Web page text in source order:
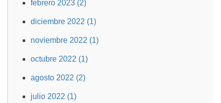
febrero 2023 (2)
diciembre 2022 (1)
noviembre 2022 (1)
octubre 2022 (1)
agosto 2022 (2)
julio 2022 (1)